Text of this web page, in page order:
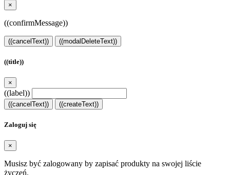
×
((confirmMessage))
((cancelText)) ((modalDeleteText))
((title))
×
((label))
((cancelText)) ((createText))
Zaloguj się
×
Musisz być zalogowany by zapisać produkty na swojej liście
życzeń.